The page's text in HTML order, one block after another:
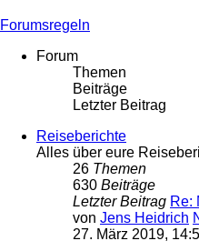
Forumsregeln
Forum
Themen
Beiträge
Letzter Beitrag
Reiseberichte
Alles über eure
26 Themen
630 Beiträge
Letzter Beitrag Re:
von Jens Heidrich
27. März 2019,